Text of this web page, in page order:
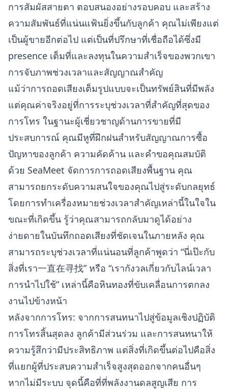
การสัมผัสสายตา ตอบสนองอย่างรอบคอบ และสร้าง
ความสัมพันธ์ที่แน่นแฟ้นยิ่งขึ้นกับลูกค้า คุณไม่เพียงแต่
เป็นผู้ขายอีกต่อไป แต่เป็นที่ปรึกษาที่เชื่อถือได้ซึ่งมี
presence เต็มที่และลงทุนในความสำเร็จของพวกเขา
การจับภาพช่วงเวลาและสัญญาณสำคัญ
แม้ว่าการถอดเสียงเต็มรูปแบบจะเป็นทรัพย์สินที่มีพลัง
แต่คุณค่าจริงอยู่ที่การระบุช่วงเวลาที่สำคัญที่สุดของ
การโทร ในฐานะผู้เชี่ยวชาญด้านการขายที่มี
ประสบการณ์ คุณมีหูที่ฝึกฝนสำหรับสัญญาณการซื้อ
ปัญหาของลูกค้า ความคัดค้าน และคำขอคุณสมบัติ
ด้วย SeaMeet จัดการการถอดเสียงพื้นฐาน คุณ
สามารถยกระดับความสนใจของคุณไปสู่ระดับกลยุทธ์
โดยการทำเครื่องหมายช่วงเวลาสำคัญเหล่านี้ในใจใน
ขณะที่เกิดขึ้น รู้ว่าคุณสามารถกลับมาดูได้อย่าง
ง่ายดายในบันทึกถอดเสียงที่ชัดเจนในภายหลัง คุณ
สามารถระบุช่วงเวลาที่แน่นอนที่ลูกค้าพูดว่า “นี่เป๊ะกับ
สิ่งที่เรา一直在寻找” หรือ “เรากังวลเกี่ยวกับไลน์เวลา
การนำไปใช้” เหล่านี้คือหินทองที่ขับเคลื่อนการตกลง
งานไปข้างหน้า
หลังจากการโทร: จากการสนทนาไปสู่ข้อมูลเชิงปฏิบัติ
การโทรสิ้นสุดลง ลูกค้ามีส่วนร่วม และการสนทนาให้
ความรู้สึกว่ามีประสิทธิภาพ แต่สิ่งที่เกิดขึ้นต่อไปคือสิ่ง
ที่แยกผู้ที่ประสบความสำเร็จสูงสุดออกจากคนอื่นๆ
หากไม่มีระบบ จุดนี้คือที่ที่พลังงานดลสูญเสีย การ